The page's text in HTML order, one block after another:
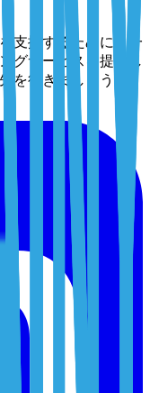
支援するために、一
グサービスを提供し
を行きましょう。